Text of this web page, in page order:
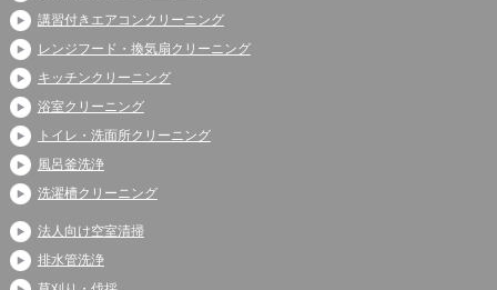
講習付きエアコンクリーニング
レンジフード・換気扇クリーニング
キッチンクリーニング
浴室クリーニング
トイレ・洗面所クリーニング
風呂釜洗浄
洗濯槽クリーニング
法人向け空室清掃
排水管洗浄